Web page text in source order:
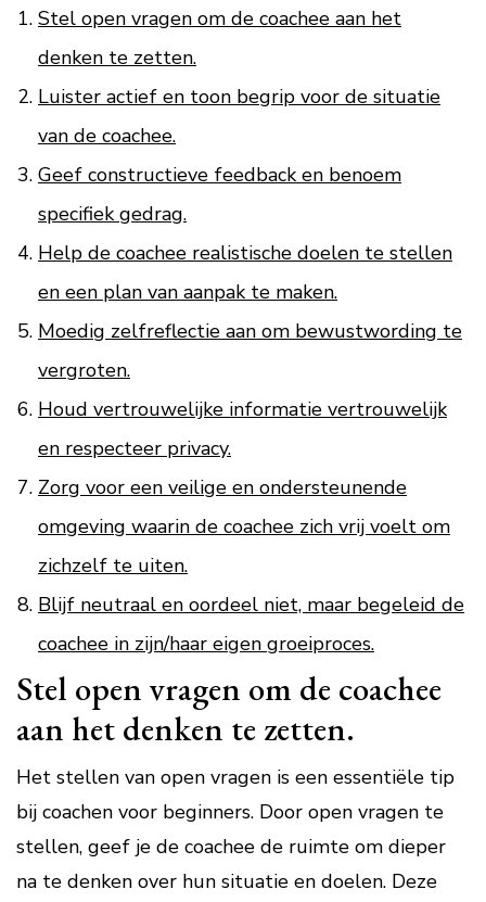
Stel open vragen om de coachee aan het
denken te zetten.
Luister actief en toon begrip voor de situatie
van de coachee.
Geef constructieve feedback en benoem
specifiek gedrag.
Help de coachee realistische doelen te stellen
en een plan van aanpak te maken.
Moedig zelfreflectie aan om bewustwording te
vergroten.
Houd vertrouwelijke informatie vertrouwelijk
en respecteer privacy.
Zorg voor een veilige en ondersteunende
omgeving waarin de coachee zich vrij voelt om
zichzelf te uiten.
Blijf neutraal en oordeel niet, maar begeleid de
coachee in zijn/haar eigen groeiproces.
Stel open vragen om de coachee
aan het denken te zetten.
Het stellen van open vragen is een essentiële tip
bij coachen voor beginners. Door open vragen te
stellen, geef je de coachee de ruimte om dieper
na te denken over hun situatie en doelen. Deze